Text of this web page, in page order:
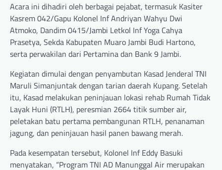
Acara ini dihadiri oleh berbagai pejabat, termasuk Kasiter
Kasrem 042/Gapu Kolonel Inf Andriyan Wahyu Dwi
Atmoko, Dandim 0415/Jambi Letkol Inf Yoga Cahya
Prasetya, Sekda Kabupaten Muaro Jambi Budi Hartono,
serta perwakilan dari Pertamina dan Bank 9 Jambi.
Kegiatan dimulai dengan penyambutan Kasad Jenderal TNI
Maruli Simanjuntak dengan tarian daerah Kupang. Setelah
itu, Kasad melakukan peninjauan lokasi rehab Rumah Tidak
Layak Huni (RTLH), peresmian 2664 titik sumber air,
peletakan batu pertama pembangunan RTLH, penanaman
jagung, dan peninjauan hasil panen bawang merah.
Pada kesempatan tersebut, Kolonel Inf Eddy Basuki
menyatakan, “Program TNI AD Manunggal Air merupakan